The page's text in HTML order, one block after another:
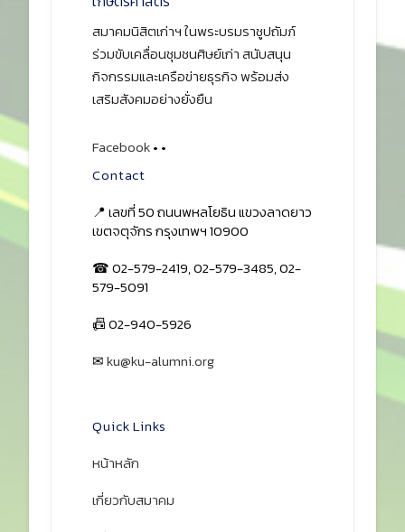
สมาคมนิสิตเก่าฯ ในพระบรมราชูปถัมภ์
ร่วมขับเคลื่อนชุมชนศิษย์เก่า สนับสนุน
กิจกรรมและเครือข่ายธุรกิจ พร้อมส่ง
เสริมสังคมอย่างยั่งยืน
Facebook• •
Contact
📍 เลขที่ 50 ถนนพหลโยธิน แขวงลาดยาว
เขตจตุจักร กรุงเทพฯ 10900
☎ 02-579-2419, 02-579-3485, 02-
579-5091
📠 02-940-5926
✉ku@ku-alumni.org
Quick Links
หน้าหลัก
เกี่ยวกับสมาคม